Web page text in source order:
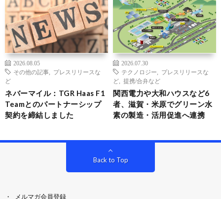
2026.08.05
その他の記事
プレスリリースな
ど
ネバーマイル：TGR Haas F1
Teamとのパートナーシップ
契約を締結しました
2026.07.30
テクノロジー
プレスリリースな
ど
提携/合弁など
関西電力や大和ハウスなど6
者、滋賀・米原でグリーン水
素の製造・活用促進へ連携
Back to Top
メルマガ会員登録